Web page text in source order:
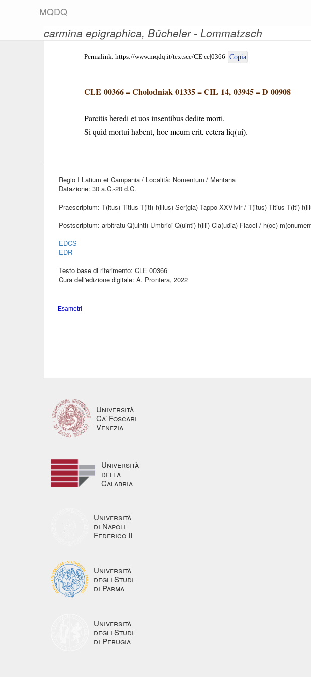
MQDQ
carmina epigraphica, Bücheler - Lommatzsch
Permalink: https://www.mqdq.it/textsce/CE|ce|0366 Copia
CLE 00366=Cholodniak 01335=CIL 14, 03945=D 00908
Parcitis heredi et uos insentibus dedite morti.
Si quid mortui habent, hoc meum erit, cetera liq(ui).
Regio I Latium et Campania / Località: Nomentum / Mentana
Datazione: 30 a.C.-20 d.C.
Praescriptum: T(itus) Titius T(iti) f(ilius) Ser(gia) Tappo XXVIvir / T(itus) Titius T(iti)
Postscriptum: arbitratu Q(uinti) Umbrici Q(uinti) f(ilii) Cla(udia) Flacci / h(oc)
EDCS
EDR
Testo base di riferimento: CLE 00366
Cura dell'edizione digitale: A. Prontera, 2022
Esametri
Università
Ca’ Foscari
Venezia
Università
della
Calabria
Università
di Napoli
Federico II
Università
degli Studi
di Parma
Università
degli Studi
di Perugia